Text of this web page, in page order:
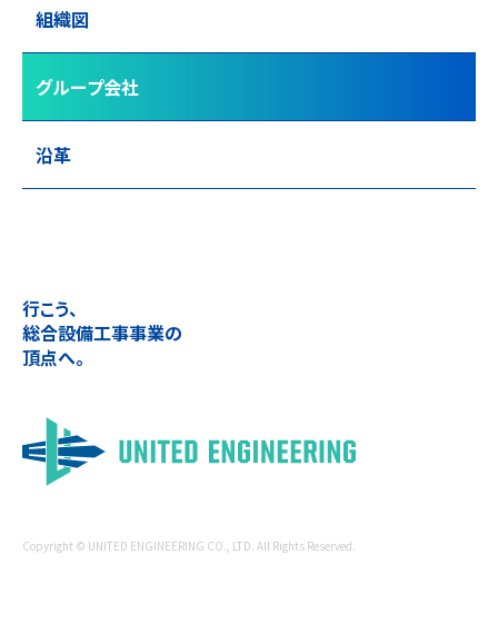
組織図
グループ会社
沿革
行こう、
総合設備工事事業の
頂点へ。
Copyright © UNITED ENGINEERING CO., LTD. All Rights Reserved.